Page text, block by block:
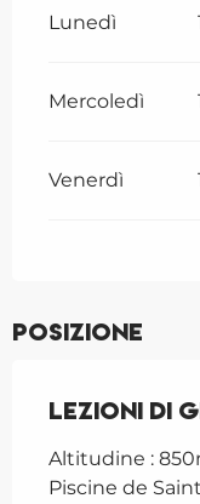
Lunedì
Mercoledì
Venerdì
Posizione
Lezioni di
Altitudine :
Piscine de